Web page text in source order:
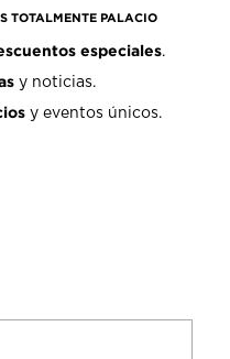
TOTALMENTE PALACIO
especiales.
y noticias.
y eventos únicos.